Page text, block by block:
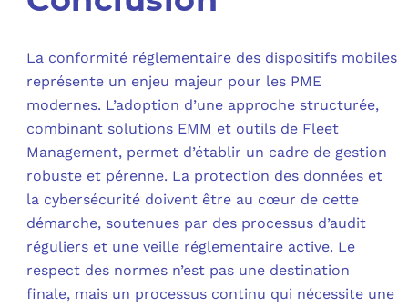
La conformité réglementaire des dispositifs mobiles
représente un enjeu majeur pour les PME
modernes. L’adoption d’une approche structurée,
combinant solutions EMM et outils de Fleet
Management, permet d’établir un cadre de gestion
robuste et pérenne. La protection des données et
la cybersécurité doivent être au cœur de cette
démarche, soutenues par des processus d’audit
réguliers et une veille réglementaire active. Le
respect des normes n’est pas une destination
finale, mais un processus continu qui nécessite une